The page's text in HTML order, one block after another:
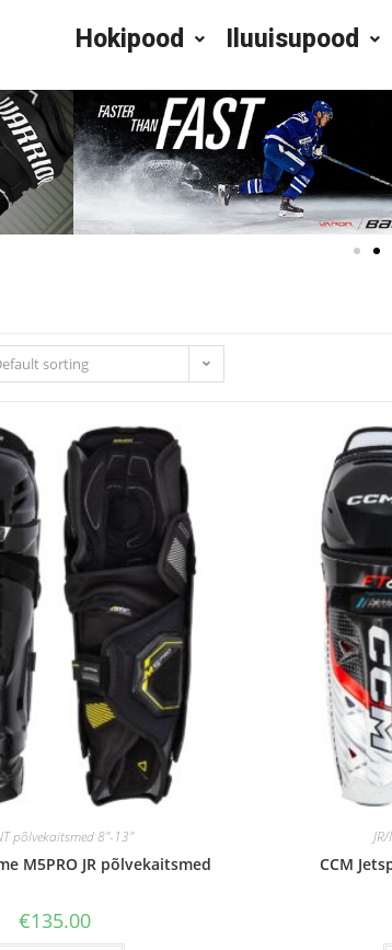
Hokipood Iluuisupood
sorting
põlvekaitsmed 8"-13"
M5PRO JR põlvekaitsmed
€135.00
CCM